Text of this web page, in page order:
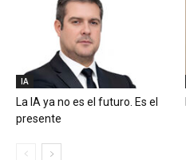
IA
La IA ya no es el futuro. Es el
presente